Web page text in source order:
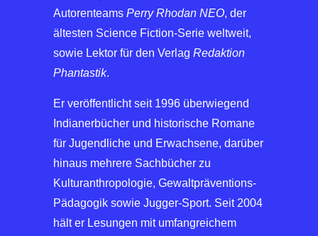
Autorenteams Perry Rhodan NEO, der
ältesten Science Fiction-Serie weltweit,
sowie Lektor für den Verlag Redaktion
Phantastik.
Er veröffentlicht seit 1996 überwiegend
Indianerbücher und historische Romane
für Jugendliche und Erwachsene, darüber
hinaus mehrere Sachbücher zu
Kulturanthropologie, Gewaltpräventions-
Pädagogik sowie Jugger-Sport. Seit 2004
hält er Lesungen mit umfangreichem